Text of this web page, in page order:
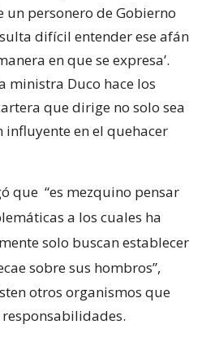
un personero de Gobierno
difícil entender ese afán
en que se expresa’.
ministra Duco hace los
que dirige no solo sea
influyente en el quehacer
que “es mezquino pensar
a los cuales ha
solo buscan establecer
sobre sus hombros”,
otros organismos que